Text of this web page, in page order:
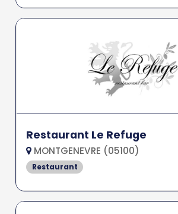
Restaurant Le Refuge
MONTGENEVRE (05100)
Restaurant